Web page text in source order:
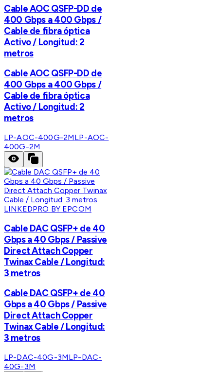
Cable AOC QSFP-DD de
400 Gbps a 400 Gbps /
Cable de fibra óptica
Activo / Longitud: 2
metros
Cable AOC QSFP-DD de
400 Gbps a 400 Gbps /
Cable de fibra óptica
Activo / Longitud: 2
metros
LP-AOC-400G-2MLP-AOC-
400G-2M
LINKEDPRO BY EPCOM
Cable DAC QSFP+ de 40
Gbps a 40 Gbps / Passive
Direct Attach Copper
Twinax Cable / Longitud:
3 metros
Cable DAC QSFP+ de 40
Gbps a 40 Gbps / Passive
Direct Attach Copper
Twinax Cable / Longitud:
3 metros
LP-DAC-40G-3MLP-DAC-
40G-3M